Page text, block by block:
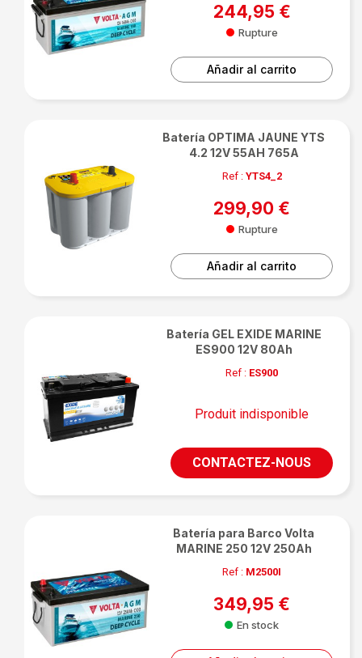
244,95 €
Rupture
Añadir al carrito
Batería OPTIMA JAUNE YTS
4.2 12V 55AH 765A
Ref : YTS4_2
299,90 €
Rupture
Añadir al carrito
Batería GEL EXIDE MARINE
ES900 12V 80Ah
Ref : ES900
Produit indisponible
CONTACTEZ-NOUS
Batería para Barco Volta
MARINE 250 12V 250Ah
Ref : M2500I
349,95 €
En stock